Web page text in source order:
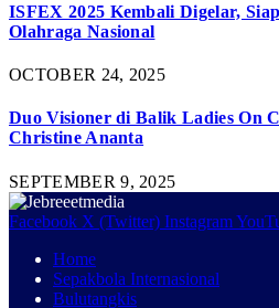
ISFEX 2025 Kembali Digelar,
Olahraga Nasional
OCTOBER 24, 2025
Duo Visioner di Balik Ladies On
Christine Ananta
SEPTEMBER 9, 2025
Facebook X (Twitter) Instagram
Home
Sepakbola Internasional
Bulutangkis